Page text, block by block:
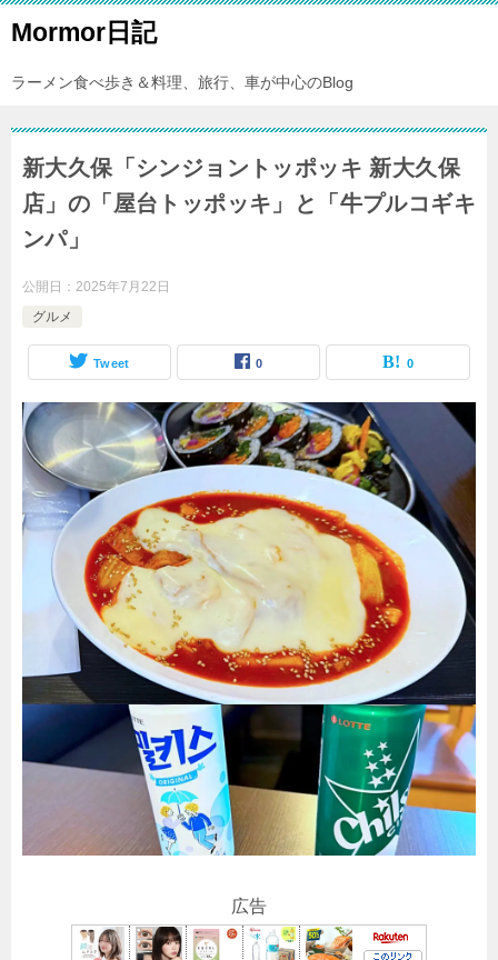
Mormor日記
ラーメン食べ歩き＆料理、旅行、車が中心のBlog
新大久保「シンジョントッポッキ 新大久保
店」の「屋台トッポッキ」と「牛プルコギキ
ンパ」
公開日： 2025年7月22日
グルメ
Tweet 0 0
広告